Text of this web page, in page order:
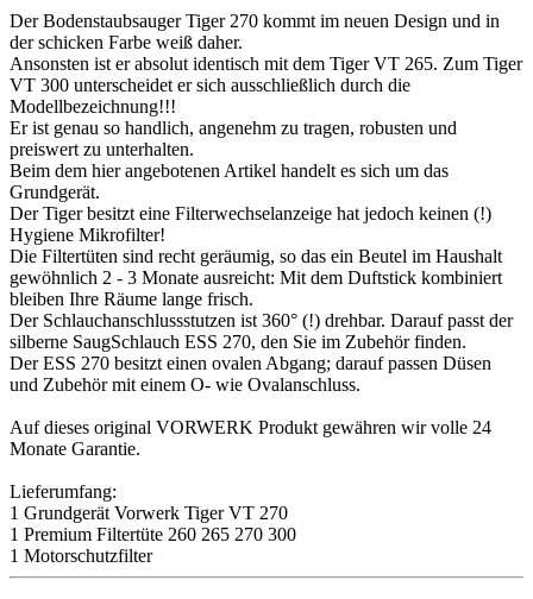
Der Bodenstaubsauger Tiger 270 kommt im neuen Design und in
der schicken Farbe weiß daher.
Ansonsten ist er absolut identisch mit dem Tiger VT 265. Zum Tiger
VT 300 unterscheidet er sich ausschließlich durch die
Modellbezeichnung!!!
Er ist genau so handlich, angenehm zu tragen, robusten und
preiswert zu unterhalten.
Beim dem hier angebotenen Artikel handelt es sich um das
Grundgerät.
Der Tiger besitzt eine Filterwechselanzeige hat jedoch keinen (!)
Hygiene Mikrofilter!
Die Filtertüten sind recht geräumig, so das ein Beutel im Haushalt
gewöhnlich 2 - 3 Monate ausreicht: Mit dem Duftstick kombiniert
bleiben Ihre Räume lange frisch.
Der Schlauchanschlussstutzen ist 360° (!) drehbar. Darauf passt der
silberne SaugSchlauch ESS 270, den Sie im Zubehör finden.
Der ESS 270 besitzt einen ovalen Abgang; darauf passen Düsen
und Zubehör mit einem O- wie Ovalanschluss.
Auf dieses original VORWERK Produkt gewähren wir volle 24
Monate Garantie.
Lieferumfang:
1 Grundgerät Vorwerk Tiger VT 270
1 Premium Filtertüte 260 265 270 300
1 Motorschutzfilter